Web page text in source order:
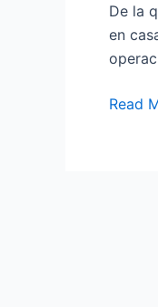
De la
en
Read